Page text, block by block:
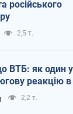
російського
2,5 т.
ВТБ: як один
реакцію в
2,2 т.